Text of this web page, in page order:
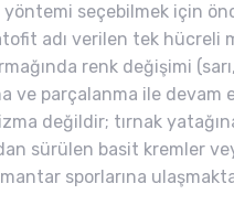
seçebilmek için
adı verilen tek hücreli
renk değişimi
ve parçalanma ile devam
değildir; tırnak
sürülen basit kremler
sporlarına